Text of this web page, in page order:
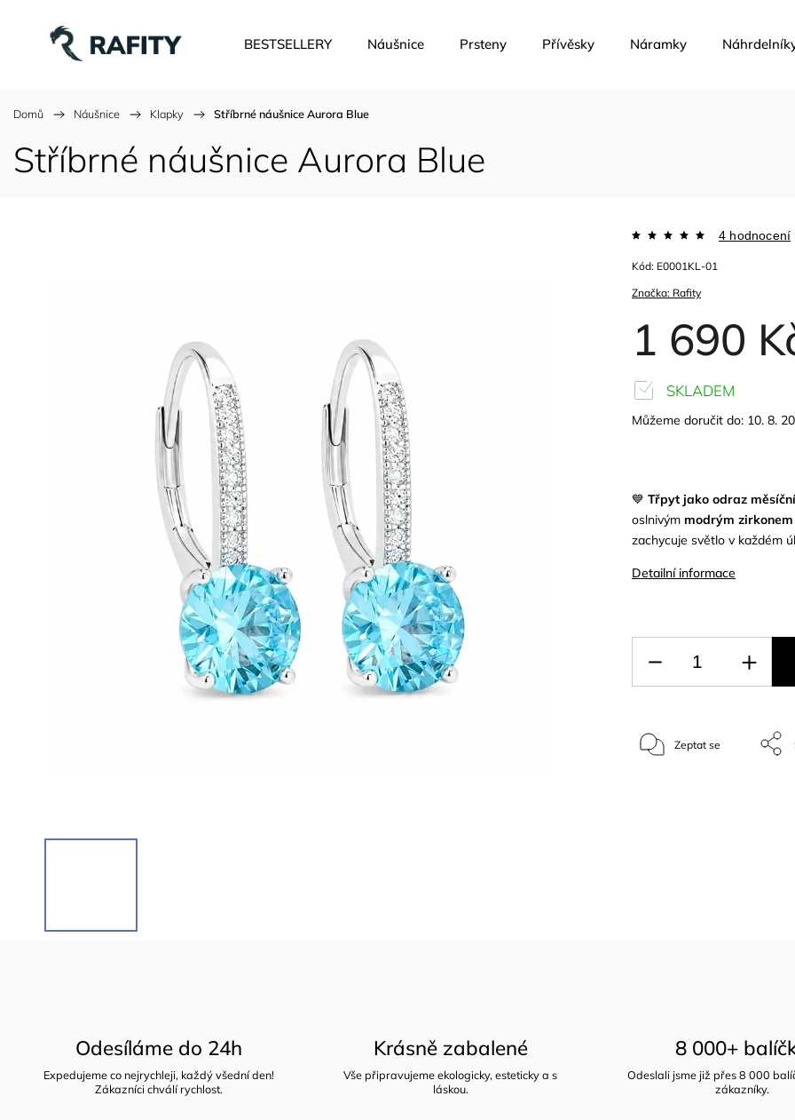
BESTSELLERY Náušnice Prsteny Přívěsky Náramky
Domů / Náušnice / Klapky / Stříbrné náušnice Aurora Blue
Stříbrné náušnice Aurora Blue
Značka: Rafity
4 hodnocení
1 690
Kód: E0001KL-01
💙Třpyt jako odraz
oslnivýmmodrým zirkonem
zachycuje světlo v každém
Detailní informace
SKLADEM
Můžeme doručit do: 10. 8.
Zeptat se
Odesíláme do 24h
Expedujeme co nejrychleji, každý všední den!
Zákazníci chválí rychlost.
Krásně zabalené
Vše připravujeme ekologicky, esteticky a s
láskou.
8 000+
Odeslali jsme již přes 8 000
zákazníky.